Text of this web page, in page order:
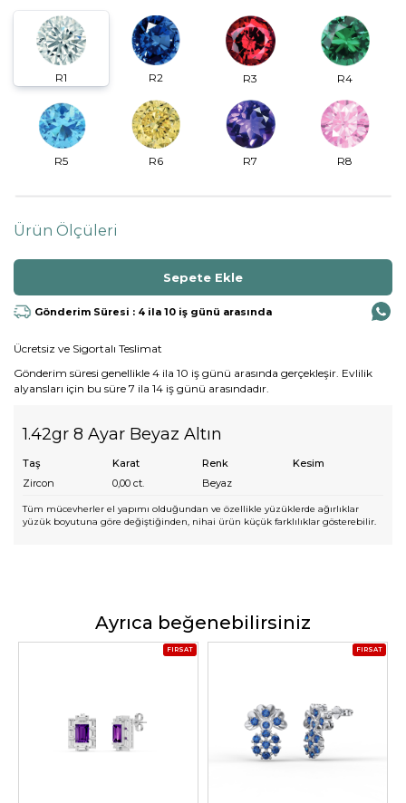
R1 R2 R3 R4
R5 R6 R7 R8
Ürün Ölçüleri
Gönderim Süresi : 4 ila 10 iş günü arasında
Ücretsiz ve Sigortalı Teslimat
Gönderim süresi genellikle 4 ila 10 iş günü arasında gerçekleşir. Evlilik
alyansları için bu süre 7 ila 14 iş günü arasındadır.
1.42gr 8 Ayar Beyaz Altın
Taş Karat Renk
Kesim
Zircon
0,00 ct. Beyaz
Tüm mücevherler el yapımı olduğundan ve özellikle yüzüklerde ağırlıklar
yüzük boyutuna göre değiştiğinden, nihai ürün küçük farklılıklar gösterebilir.
Ayrıca beğenebilirsiniz
FIRSAT FIRSAT